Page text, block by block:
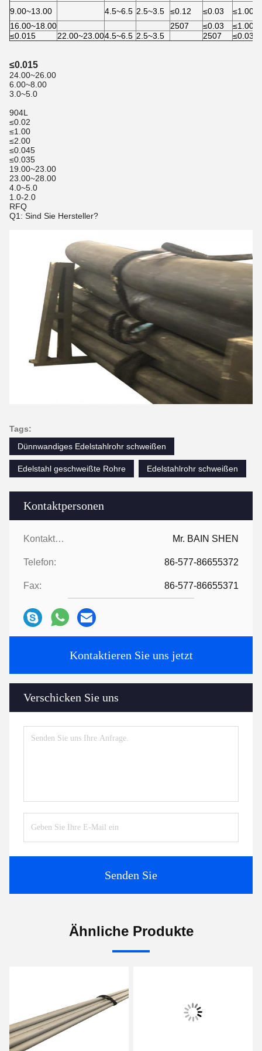
Kontaktpersonen
Kontaktpersonen: Mr. BAIN SHEN
Telefon: 86-577-86655372
Fax: 86-577-86655371
Kontaktieren Sie uns jetzt
Verschicken Sie uns
Senden Sie
9.00~13.00
4.5~6.5 2.5~3.5 ≤0.12 ≤0.03
≤1.00
16.00~18.00
2507 ≤0.03
≤1.00
≤0.015
22.00~23.004.5~6.5 2.5~3.5 2507 ≤0.03
≤0.015
24.00~26.00
6.00~8.00
3.0~5.0
904L
≤0.02
≤1.00
≤2.00
≤0.045
≤0.035
19.00~23.00
23.00~28.00
4.0~5.0
1.0-2.0
RFQ
Q1: Sind Sie Hersteller?
Tags:
Dünnwandiges Edelstahlrohr schweißen
Edelstahl geschweißte Rohre Edelstahlrohr schweißen
Ähnliche Produkte